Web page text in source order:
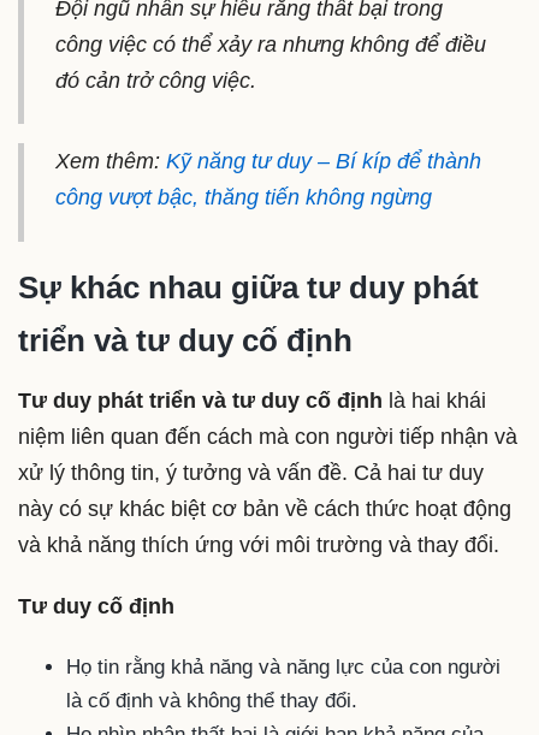
Đội ngũ nhân sự hiểu rằng thất bại trong
công việc có thể xảy ra nhưng không để điều
đó cản trở công việc.
Xem thêm: Kỹ năng tư duy – Bí kíp để thành
công vượt bậc, thăng tiến không ngừng
Sự khác nhau giữa tư duy phát
triển và tư duy cố định
Tư duy phát triển và tư duy cố định là hai khái
niệm liên quan đến cách mà con người tiếp nhận và
xử lý thông tin, ý tưởng và vấn đề. Cả hai tư duy
này có sự khác biệt cơ bản về cách thức hoạt động
và khả năng thích ứng với môi trường và thay đổi.
Tư duy cố định
Họ tin rằng khả năng và năng lực của con người
là cố định và không thể thay đổi.